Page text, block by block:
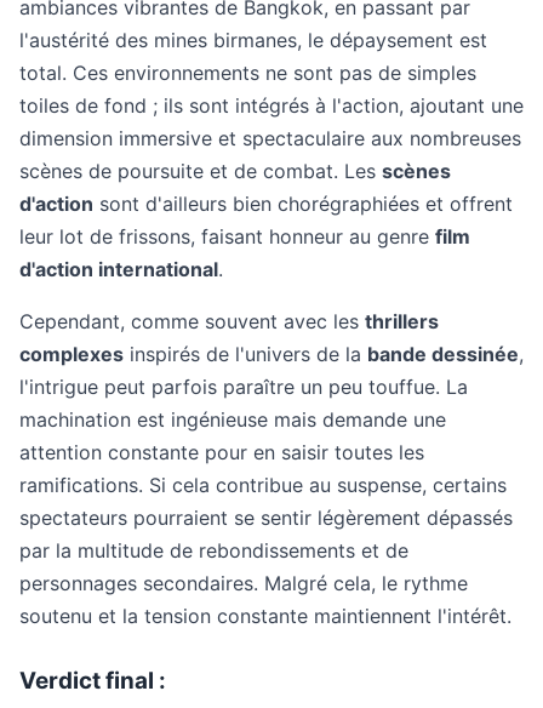
ambiances vibrantes de Bangkok, en passant par
l'austérité des mines birmanes, le dépaysement est
total. Ces environnements ne sont pas de simples
toiles de fond ; ils sont intégrés à l'action, ajoutant une
dimension immersive et spectaculaire aux nombreuses
scènes de poursuite et de combat. Les scènes
d'action sont d'ailleurs bien chorégraphiées et offrent
leur lot de frissons, faisant honneur au genre film
d'action international.
Cependant, comme souvent avec les thrillers
complexes inspirés de l'univers de la bande dessinée,
l'intrigue peut parfois paraître un peu touffue. La
machination est ingénieuse mais demande une
attention constante pour en saisir toutes les
ramifications. Si cela contribue au suspense, certains
spectateurs pourraient se sentir légèrement dépassés
par la multitude de rebondissements et de
personnages secondaires. Malgré cela, le rythme
soutenu et la tension constante maintiennent l'intérêt.
Verdict final :